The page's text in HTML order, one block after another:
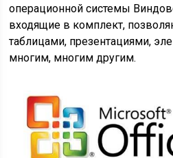
операционной системы
входящие в комплект,
таблицами, презентациями,
многим, многим другим.